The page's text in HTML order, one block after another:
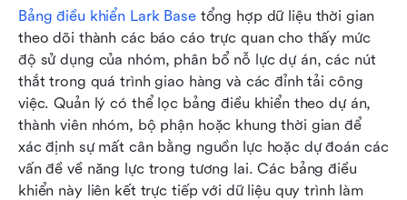
Bảng điều khiển Lark Base tổng hợp dữ liệu thời gian
theo dõi thành các báo cáo trực quan cho thấy mức
độ sử dụng của nhóm, phân bổ nỗ lực dự án, các nút
thắt trong quá trình giao hàng và các đỉnh tải công
việc. Quản lý có thể lọc bảng điều khiển theo dự án,
thành viên nhóm, bộ phận hoặc khung thời gian để
xác định sự mất cân bằng nguồn lực hoặc dự đoán các
vấn đề về năng lực trong tương lai. Các bảng điều
khiển này liên kết trực tiếp với dữ liệu quy trình làm